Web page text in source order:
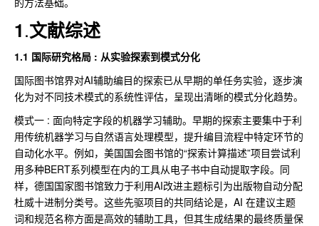
1.文献综述
1.1 国际研究格局 : 从实验探索到模式分化
国际图书馆界对AI辅助编目的探索已从早期的单任务实验，逐步演
化为对不同技术模式的系统性评估，呈现出清晰的模式分化趋势。
模式一 : 面向特定字段的机器学习辅助。早期的探索主要集中于利
用传统机器学习与自然语言处理模型，提升编目流程中特定环节的
自动化水平。例如，美国国会图书馆的“探索计算描述”项目尝试利
用多种BERT系列模型在内的工具从电子书中自动提取字段。同
样，德国国家图书馆致力于利用AI改进主题标引为出版物自动分配
杜威十进制分类号。这些先驱项目的共同结论是，AI 在建议主题
词和规范名称方面是高效的辅助工具，但其生成结果的最终质量保